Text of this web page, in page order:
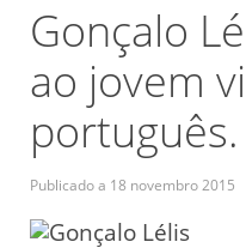
Gonçalo
ao jovem
português.
Publicado a 18 novembro 2015